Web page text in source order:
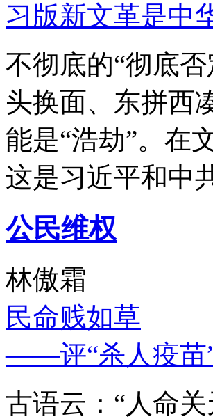
习版新文革是中
不彻底的“彻底
头换面、东拼西
能是“浩劫”。在
这是习近平和中
公民维权
林傲霜
民命贱如草
——评“杀人疫苗
古语云：“人命